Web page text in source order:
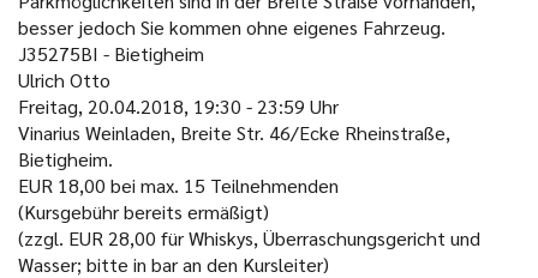
besser jedoch Sie kommen ohne eigenes Fahrzeug.
J35275BI - Bietigheim
Ulrich Otto
Freitag, 20.04.2018, 19:30 - 23:59 Uhr
Vinarius Weinladen, Breite Str. 46/Ecke Rheinstraße,
Bietigheim.
EUR 18,00 bei max. 15 Teilnehmenden
(Kursgebühr bereits ermäßigt)
(zzgl. EUR 28,00 für Whiskys, Überraschungsgericht und
Wasser; bitte in bar an den Kursleiter)